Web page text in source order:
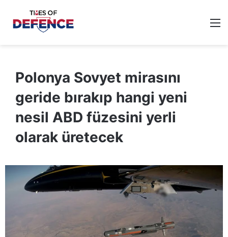
Polonya Sovyet mirasını
geride bırakıp hangi yeni
nesil ABD füzesini yerli
olarak üretecek